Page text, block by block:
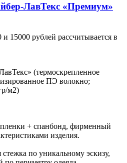
ЛавТекс «Премиум»
15000 рублей рассчитывается в
(термоскрепленное
ПЭ волокно;
м2)
+ спанбонд, фирменный
изделия.
по уникальному эскизу,